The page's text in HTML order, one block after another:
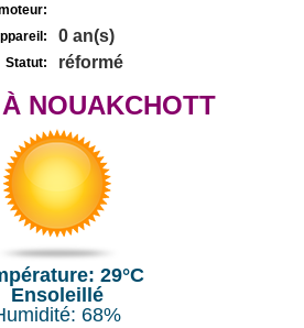
0 an(s)
Statut: réformé
NOUAKCHOTT
29°C
Ensoleillé
68%